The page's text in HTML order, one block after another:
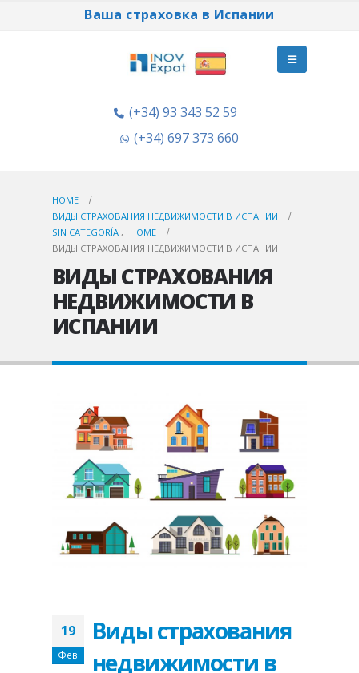
Ваша страховка в Испании
(+34) 93 343 52 59
(+34) 697 373 660
HOME
ВИДЫ СТРАХОВАНИЯ НЕДВИЖИМОСТИ В ИСПАНИИ
SIN CATEGORÍA ,
HOME
ВИДЫ СТРАХОВАНИЯ НЕДВИЖИМОСТИ В ИСПАНИИ
ВИДЫ СТРАХОВАНИЯ
НЕДВИЖИМОСТИ В
ИСПАНИИ
19
Фев
Виды страхования
недвижимости в